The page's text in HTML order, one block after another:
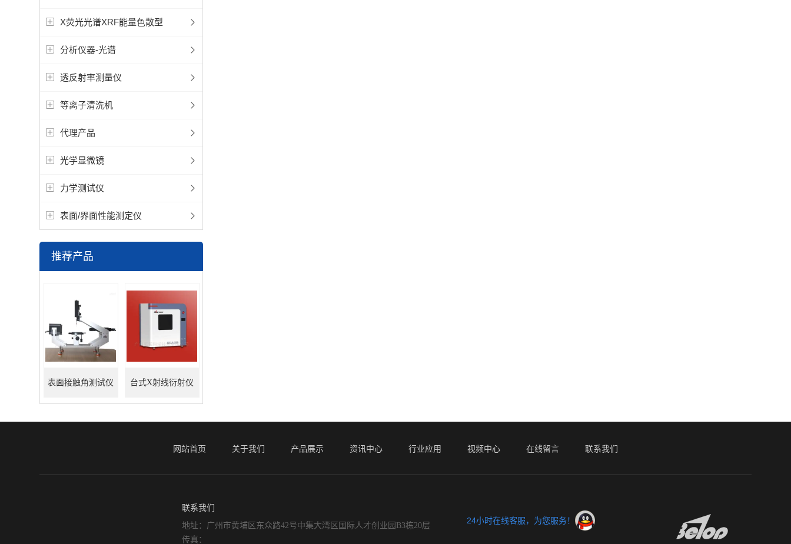
X荧光光谱XRF能量色散型
分析仪器-光谱
透反射率测量仪
等离子清洗机
代理产品
光学显微镜
力学测试仪
表面/界面性能测定仪
推荐产品
表面接触角测试仪 台式X射线衍射仪
网站首页 关于我们 产品展示 资讯中心 行业应用 视频中心 在线留言 联系我们
联系我们
地址：广州市黄埔区东众路42号中集大湾区国际人才创业园B3栋20层
传真：
24小时在线客服，为您服务！